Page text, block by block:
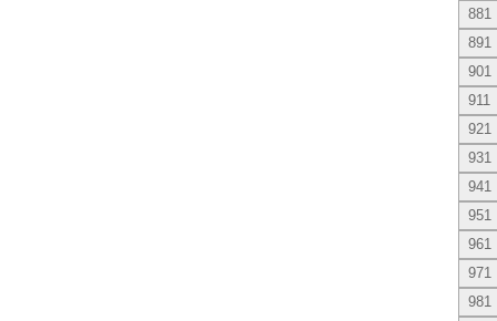
881
891
901
911
921
931
941
951
961
971
981